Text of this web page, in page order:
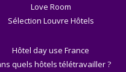
Love Room
Sélection Louvre Hôtels
Hôtel day use France
quels hôtels télétravailler ?